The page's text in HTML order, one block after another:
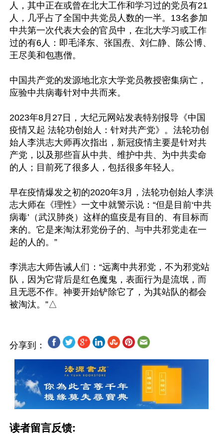
人，其中正在或曾在北大工作和学习过的党员有21
人，几乎占了全国中共党员人数的一半。13名参加
中共第一次代表大会的官员中，在北大学习或工作
过的有6人：即毛泽东、张国焘、刘仁静、陈公博、
王尽美和包惠僧。
中国共产党的发源地北京大学党员教授密集病亡，
应验中共病毒针对中共而来。
2023年8月27日，大纪元网站发表特别报导《中国
疫情又起 法轮功创始人：针对共产党》。法轮功创
始人李洪志大师再次指出，新冠疫情主要是针对共
产党，以及那些盲从中共、维护中共、为中共卖命
的人；目前死了很多人，包括很多年轻人。
早在疫情爆发之初的2020年3月，法轮功创始人李洪
志大师在《理性》一文中就警示说：“但是目前‘中共
病毒’（武汉肺炎）这样的瘟疫是有目的、有目标而
来的。它是来淘汰邪党份子的、与中共邪党走在一
起的人的。”
李洪志大师告诫人们：“远离中共邪党，不为邪党站
队，因为它背后是红色魔鬼，表面行为是流氓，而
且无恶不作。神要开始铲除它了，为其站队的都会
分享到：
读者留言反馈: